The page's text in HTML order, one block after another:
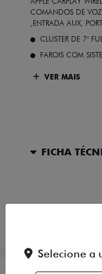
COMANDOS DE
,ENTRADA AUX,
CLUSTER DE 7"
FAROIS COM
VER MAIS
FICHA
Selecione a